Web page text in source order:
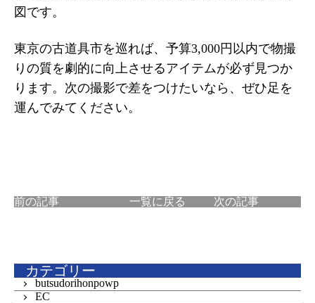
図です。
東京の古道具市を巡れば、予算3,000円以内で物撮
りの質を劇的に向上させるアイテムが必ず見つか
ります。次の撮影で差をつけたいなら、ぜひ足を
運んでみてください。
前の記事 一覧に戻る 次の記事
カテゴリー
butsudorihonpowp
EC